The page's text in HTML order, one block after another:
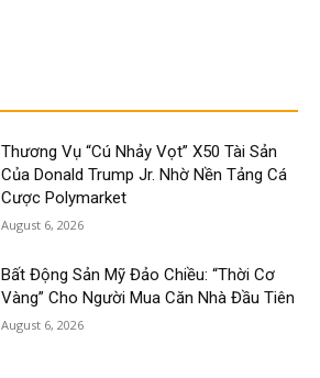
Thương Vụ “Cú Nhảy Vọt” X50 Tài Sản
Của Donald Trump Jr. Nhờ Nền Tảng Cá
Cược Polymarket
August 6, 2026
Bất Động Sản Mỹ Đảo Chiều: “Thời Cơ
Vàng” Cho Người Mua Căn Nhà Đầu Tiên
August 6, 2026